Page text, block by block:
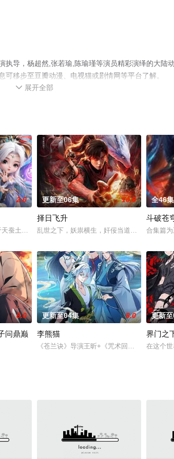
导，杨超然,张若瑜,陈瑜瑾等演员精彩演绎的大陆
移步至豆瓣动漫、电视猫或剧情网等平台了解。
 展开全部
异境滋生侵蚀神魂、扰乱秩序的
2.0
天蚕土豆所著写的《大主宰》、《元尊》、《万相之王》
更新至06集 10.0
择日飞升
乱世之下，妖祟横生，奸佞当道。又值幽界入
全46集
斗破苍
合集篇
碎，众人流落天外的永恒大陆。
8.0
问鼎巅
更新至04集 8.0
李熊猫
《苍兰诀》导演王昕+《咒术回战》总作监西
更新
界门之
在这个世